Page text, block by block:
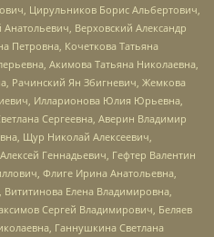
Цирульников Борис Альбертович,
Верховский Александр
Петровна, Кочеткова Татьяна
Акимова Татьяна Николаевна,
Рачинский Ян Збигневич, Жемкова
Илларионова Юлия Юрьевна,
Сергеевна, Аверин Владимир
Щур Николай Алексеевич,
Геннадьевич, Гефтер Валентин
Флиге Ирина Анатольевна,
Елена Владимировна,
Сергей Владимирович, Беляев
Ганнушкина Светлана